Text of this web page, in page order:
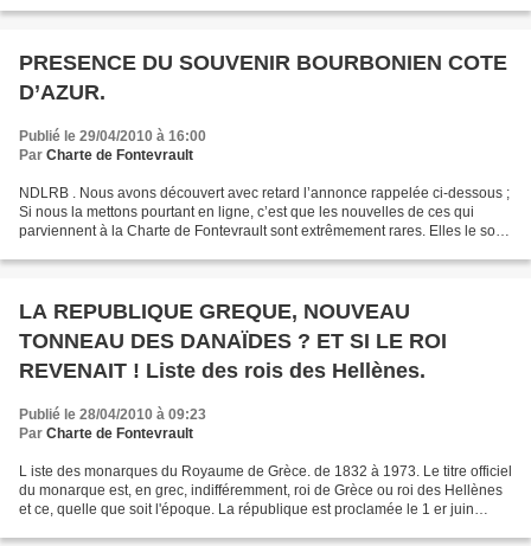
PRESENCE DU SOUVENIR BOURBONIEN COTE
D’AZUR.
Publié le 29/04/2010 à 16:00
Par Charte de Fontevrault
NDLRB . Nous avons découvert avec retard l’annonce rappelée ci-dessous ;
Si nous la mettons pourtant en ligne, c’est que les nouvelles de ces qui
parviennent à la Charte de Fontevrault sont extrêmement rares. Elles le sont
LA REPUBLIQUE GREQUE, NOUVEAU
TONNEAU DES DANAÏDES ? ET SI LE ROI
REVENAIT ! Liste des rois des Hellènes.
Publié le 28/04/2010 à 09:23
Par Charte de Fontevrault
L iste des monarques du Royaume de Grèce. de 1832 à 1973. Le titre officiel
du monarque est, en grec, indifféremment, roi de Grèce ou roi des Hellènes
et ce, quelle que soit l'époque. La république est proclamée le 1 er juin